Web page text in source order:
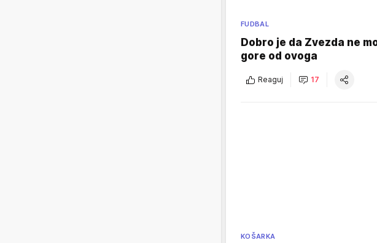
FUDBAL
Dobro je da Zvezda ne
gore od ovoga
Reaguj 17
KOŠARKA